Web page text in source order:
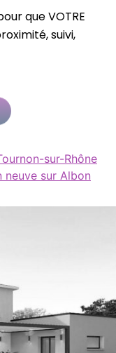
que VOTRE
suivi,
sur-Rhône
neuve sur Albon